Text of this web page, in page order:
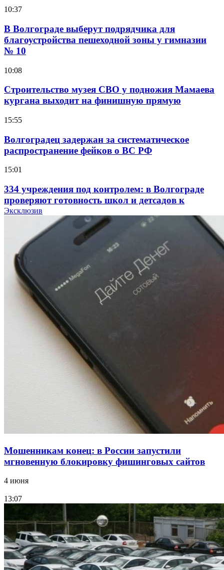
10:37
В Волгограде выберут подрядчика для
благоустройства пешеходной зоны у гимназии
№ 10
10:08
Строительство музея СВО у подножия Мамаева
кургана выходит на финишную прямую
15:55
Волгоградец задержан за систематическое
распространение фейков о ВС РФ
15:01
334 учреждения под контролем: в Волгограде
проверяют готовность школ и детсадов к
учебному году
Покушение на убийство в Волгограде: девушка
напала на незнакомую женщину с ножом
12:39
Сладкий праздник в Волгограде: в Центральном
парке прошёл фестиваль „Арбузный переполох“
Волгоградские компании нарастили экспорт:
заключены контракты на 3,6 млн долларов
Эксклюзив
Мошенникам конец: в России запустили
мгновенную блокировку фишинговых сайтов
4 июня
13:07